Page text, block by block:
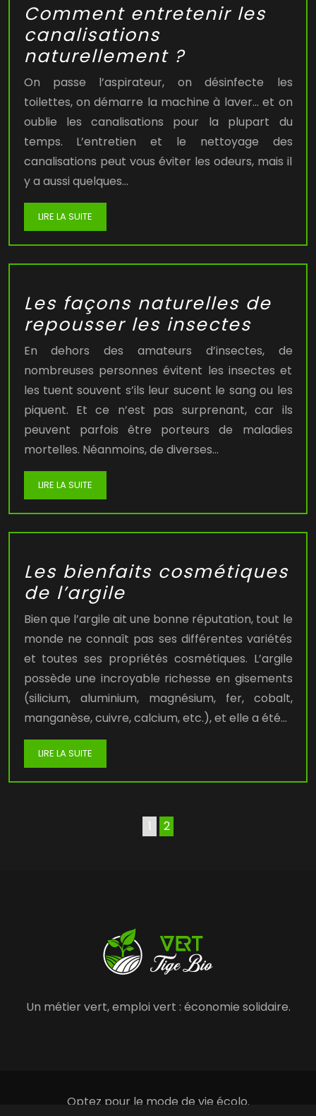
Comment entretenir les
canalisations
naturellement ?
On passe l’aspirateur, on désinfecte les
toilettes, on démarre la machine à laver… et on
oublie les canalisations pour la plupart du
temps. L’entretien et le nettoyage des
canalisations peut vous éviter les odeurs, mais il
y a aussi quelques…
LIRE LA SUITE
Les façons naturelles de
repousser les insectes
En dehors des amateurs d’insectes, de
nombreuses personnes évitent les insectes et
les tuent souvent s’ils leur sucent le sang ou les
piquent. Et ce n’est pas surprenant, car ils
peuvent parfois être porteurs de maladies
mortelles. Néanmoins, de diverses…
LIRE LA SUITE
Les bienfaits cosmétiques
de l’argile
Bien que l’argile ait une bonne réputation, tout le
monde ne connaît pas ses différentes variétés
et toutes ses propriétés cosmétiques. L’argile
possède une incroyable richesse en gisements
(silicium, aluminium, magnésium, fer, cobalt,
manganèse, cuivre, calcium, etc.), et elle a été…
LIRE LA SUITE
1 2
Un métier vert, emploi vert : économie solidaire.
Optez pour le mode de vie écolo.